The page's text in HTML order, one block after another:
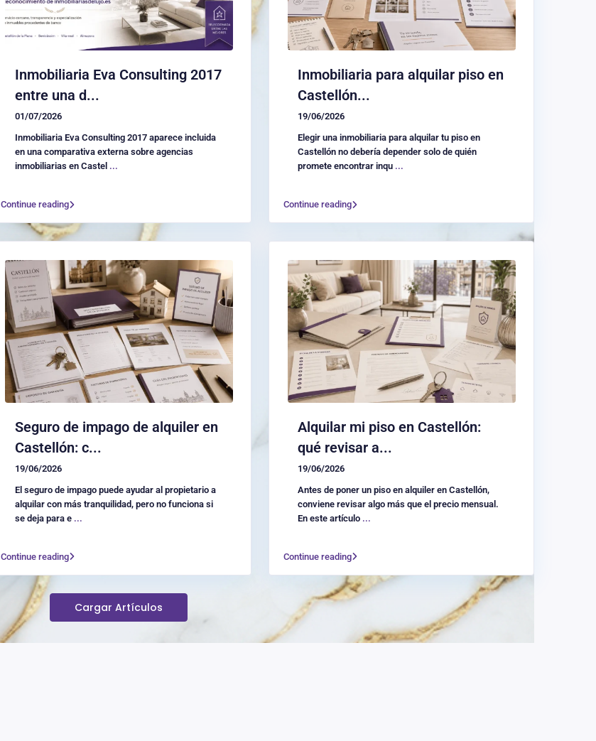
Inmobiliaria Eva Consulting 2017
entre una d...
01/07/2026
Inmobiliaria Eva Consulting 2017 aparece incluida
en una comparativa externa sobre agencias
inmobiliarias en Castel ...
Continue reading
Inmobiliaria para alquilar piso en
Castellón...
19/06/2026
Elegir una inmobiliaria para alquilar tu piso en
Castellón no debería depender solo de quién
promete encontrar inqu ...
Continue reading
Seguro de impago de alquiler en
Castellón: c...
19/06/2026
El seguro de impago puede ayudar al propietario a
alquilar con más tranquilidad, pero no funciona si
se deja para e ...
Continue reading
Alquilar mi piso en Castellón:
qué revisar a...
19/06/2026
Antes de poner un piso en alquiler en Castellón,
conviene revisar algo más que el precio mensual.
En este artículo ...
Continue reading
Cargar Artículos